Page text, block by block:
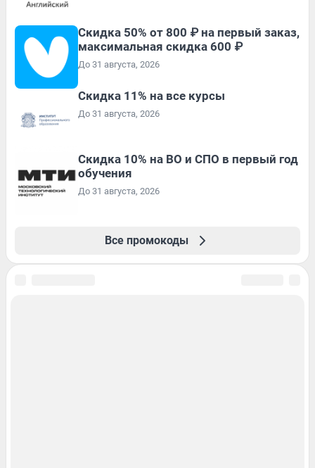
Скидка 50% от 800 ₽ на первый заказ,
максимальная скидка 600 ₽
До 31 августа, 2026
Скидка 11% на все курсы
До 31 августа, 2026
Скидка 10% на ВО и СПО в первый год
обучения
До 31 августа, 2026
Все промокоды